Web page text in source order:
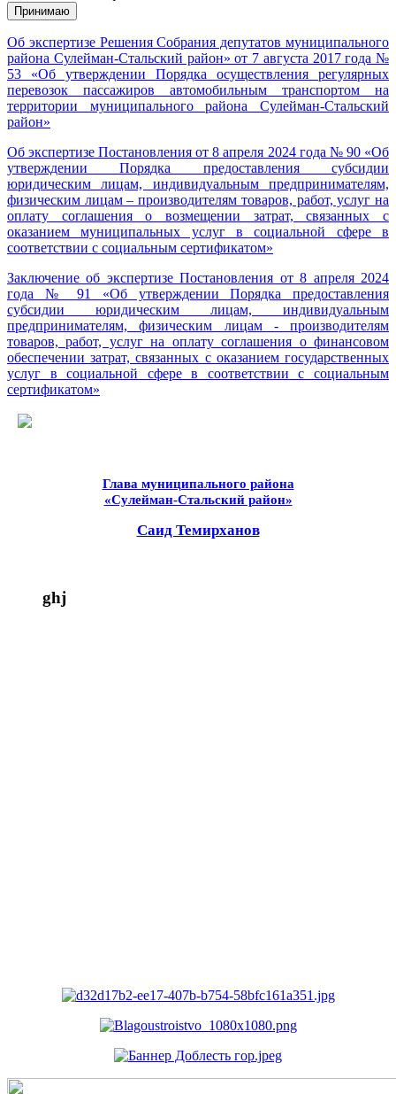
Принимаю
Об экспертизе Решения Собрания депутатов муниципального
района Сулейман-Стальский район» от 7 августа 2017 года №
53 «Об утверждении Порядка осуществления регулярных
перевозок пассажиров автомобильным транспортом на
территории муниципального района Сулейман-Стальский
район»
Об экспертизе Постановления от 8 апреля 2024 года № 90 «Об
утверждении Порядка предоставления субсидии
юридическим лицам, индивидуальным предпринимателям,
физическим лицам – производителям товаров, работ, услуг на
оплату соглашения о возмещении затрат, связанных с
оказанием муниципальных услуг в социальной сфере в
соответствии с социальным сертификатом»
Заключение об экспертизе Постановления от 8 апреля 2024
года № 91 «Об утверждении Порядка предоставления
субсидии юридическим лицам, индивидуальным
предпринимателям, физическим лицам - производителям
товаров, работ, услуг на оплату соглашения о финансовом
обеспечении затрат, связанных с оказанием государственных
услуг в социальной сфере в соответствии с социальным
сертификатом»
Глава муниципального района
«Сулейман-Стальский район»
Саид Темирханов
ghj